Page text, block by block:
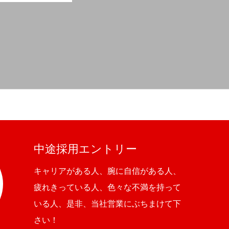
中途採用エントリー
キャリアがある人、腕に自信がある人、
疲れきっている人、色々な不満を持って
いる人、是非、当社営業にぶちまけて下
さい！